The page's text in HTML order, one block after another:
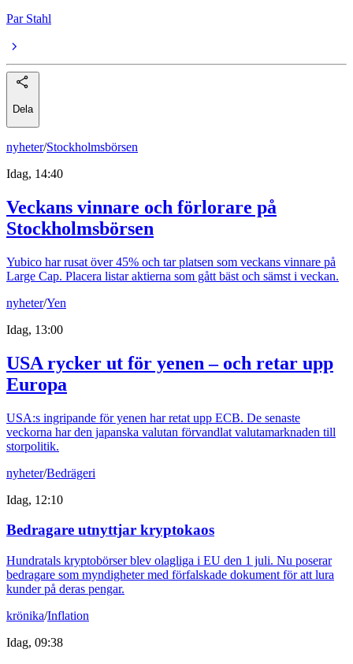
Par Stahl
Dela
nyheter/Stockholmsbörsen
Idag, 14:40
Veckans vinnare och förlorare på
Stockholmsbörsen
Yubico har rusat över 45% och tar platsen som veckans vinnare på
Large Cap. Placera listar aktierna som gått bäst och sämst i veckan.
nyheter/Yen
Idag, 13:00
USA rycker ut för yenen – och retar upp
Europa
USA:s ingripande för yenen har retat upp ECB. De senaste
veckorna har den japanska valutan förvandlat valutamarknaden till
storpolitik.
nyheter/Bedrägeri
Idag, 12:10
Bedragare utnyttjar kryptokaos
Hundratals kryptobörser blev olagliga i EU den 1 juli. Nu poserar
bedragare som myndigheter med förfalskade dokument för att lura
kunder på deras pengar.
krönika/Inflation
Idag, 09:38